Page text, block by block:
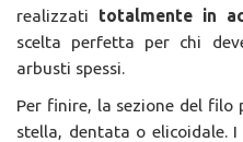
realizzati totalmente in
scelta perfetta per chi
arbusti spessi.
Per finire, la sezione del filo
stella, dentata o elicoidale.